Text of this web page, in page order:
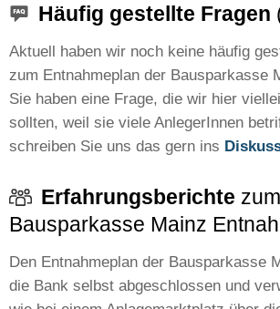
Häufig gestellte Fragen
Aktuell haben wir noch keine häufig
zum Entnahmeplan der Bausparkasse
Sie haben eine Frage, die wir hier
sollten, weil sie viele AnlegerInnen
schreiben Sie uns das gern ins
Erfahrungsberichte zum
Bausparkasse Mainz
Den Entnahmeplan der Bausparkasse
die Bank selbst abgeschlossen und